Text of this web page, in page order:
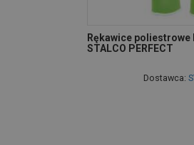
Rękawice poliestrowe
STALCO PERFECT
Dostawca: